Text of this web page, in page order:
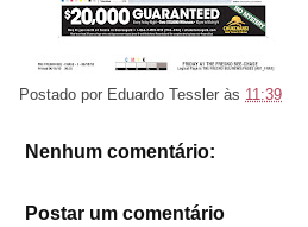
Postado por Eduardo Tessler às 11:39
Nenhum comentário:
Postar um comentário